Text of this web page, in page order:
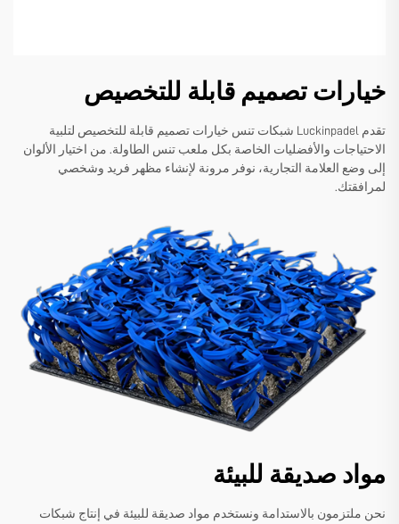
خيارات تصميم قابلة للتخصيص
تقدم Luckinpadel شبكات تنس خيارات تصميم قابلة للتخصيص لتلبية
الاحتياجات والأفضليات الخاصة بكل ملعب تنس الطاولة. من اختيار الألوان
إلى وضع العلامة التجارية، نوفر مرونة لإنشاء مظهر فريد وشخصي
لمرافقتك.
مواد صديقة للبيئة
نحن ملتزمون بالاستدامة ونستخدم مواد صديقة للبيئة في إنتاج شبكات